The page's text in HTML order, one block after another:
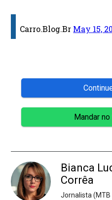
Carro.Blog.Br May 15,
Mandar
Bianca
Corrêa
Jornalista